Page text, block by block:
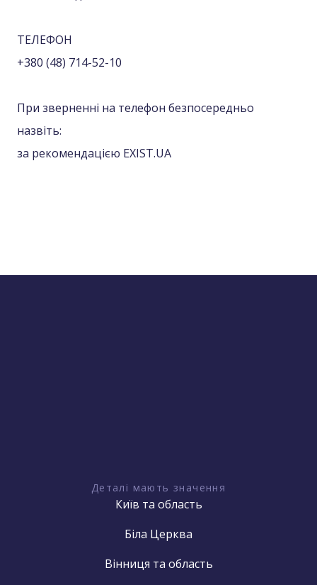
ТЕЛЕФОН
+380 (48) 714-52-10
При зверненні на телефон безпосередньо
назвіть:
за рекомендацією EXIST.UA
Деталі мають значення
Київ та область
Біла Церква
Вінниця та область